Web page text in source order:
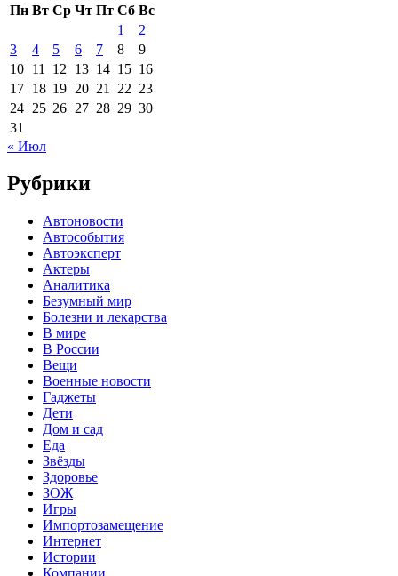
Пн Вт Ср Чт Пт Сб Вс
1
2
3
4 5 6 7 8
9
10 11 12 13 14 15 16
17 18 19 20 21 22 23
24 25 26 27 28 29 30
31
« Июл
Рубрики
Автоновости
Автособытия
Автоэксперт
Актеры
Аналитика
Безумный мир
Болезни и лекарства
В мире
В России
Вещи
Военные новости
Гаджеты
Дети
Дом и сад
Еда
Звёзды
Здоровье
ЗОЖ
Игры
Импортозамещение
Интернет
Истории